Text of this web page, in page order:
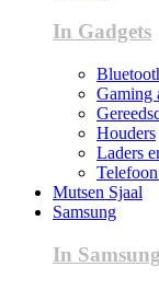
In Gadgets
Gaming
Houders
Laders
Mutsen Sjaal
Samsung
In Samsung